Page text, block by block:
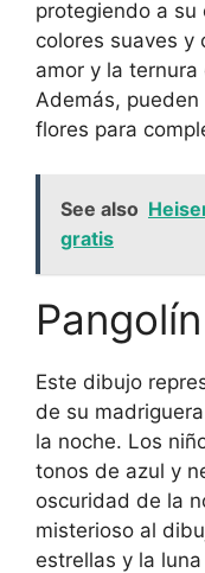
protegiendo a su
colores suaves y
amor y la
Además,
flores para
See also
gratis
Este dibujo
de su
la noche. Los
tonos de azul y
oscuridad de la
misterioso al
estrellas y la